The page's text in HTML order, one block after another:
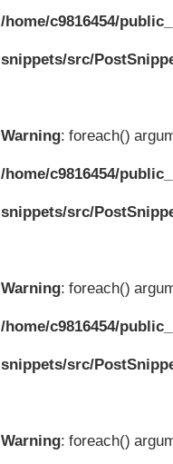
/home/c9816454/
snippets/src/
Warning: foreach()
/home/c9816454/
snippets/src/
Warning: foreach()
/home/c9816454/
snippets/src/
Warning: foreach()